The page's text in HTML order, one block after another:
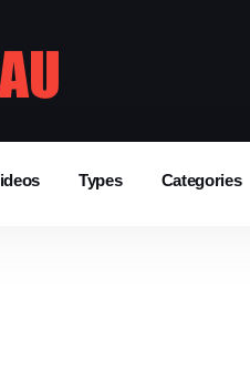
Types Categories